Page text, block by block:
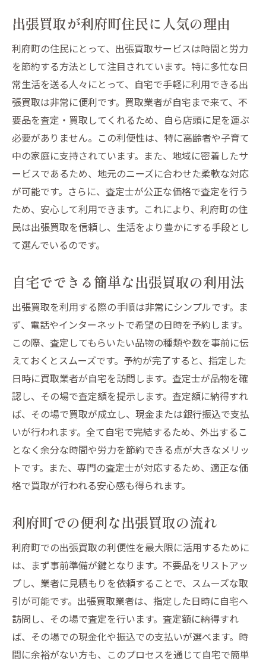
出張買取が利府町住民に人気の理由
利府町の住民にとって、出張買取サービスは時間と労力
を節約する方法として注目されています。特に多忙な日
常生活を送る人々にとって、自宅で手軽に利用できる出
張買取は非常に便利です。買取業者が自宅まで来て、不
要品を査定・買取してくれるため、自ら店頭に足を運ぶ
必要がありません。この利便性は、特に高齢者や子育て
中の家庭に支持されています。また、地域に密着したサ
ービスであるため、地元のニーズに合わせた柔軟な対応
が可能です。さらに、査定士が公正な価格で査定を行う
ため、安心して利用できます。これにより、利府町の住
民は出張買取を信頼し、生活をより豊かにする手段とし
て選んでいるのです。
自宅でできる簡単な出張買取の利用法
出張買取を利用する際の手順は非常にシンプルです。ま
ず、電話やインターネットで希望の日時を予約します。
この際、査定してもらいたい品物の種類や数を事前に伝
えておくとスムーズです。予約が完了すると、指定した
日時に買取業者が自宅を訪問します。査定士が品物を確
認し、その場で査定額を提示します。査定額に納得すれ
ば、その場で買取が成立し、現金または銀行振込で支払
いが行われます。全て自宅で完結するため、外出するこ
となく余分な時間や労力を節約できる点が大きなメリッ
トです。また、専門の査定士が対応するため、適正な価
格で買取が行われる安心感も得られます。
利府町での便利な出張買取の流れ
利府町での出張買取の利便性を最大限に活用するために
は、まず事前準備が鍵となります。不要品をリストアッ
プし、業者に見積もりを依頼することで、スムーズな取
引が可能です。出張買取業者は、指定した日時に自宅へ
訪問し、その場で査定を行います。査定額に納得すれ
ば、その場での現金化や振込での支払いが選べます。時
間に余裕がない方も、このプロセスを通じて自宅で簡単